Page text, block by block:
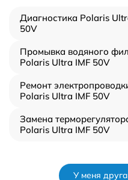
Диагностика Polaris
50V
Промывка водяного
Polaris Ultra IMF 50V
Ремонт
Polaris Ultra IMF 50V
Замена
Polaris Ultra IMF 50V
У меня